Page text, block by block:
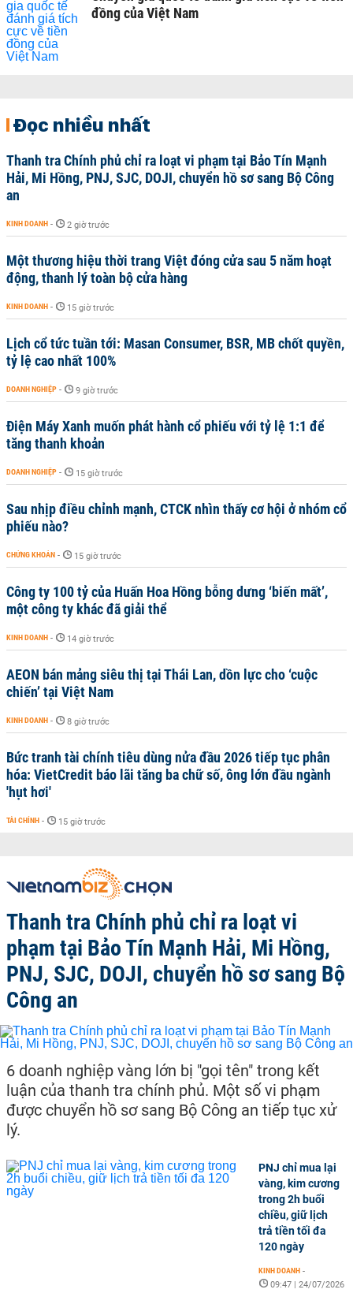
đồng của Việt Nam
Đọc nhiều nhất
Thanh tra Chính phủ chỉ ra loạt vi phạm tại Bảo Tín Mạnh
Hải, Mi Hồng, PNJ, SJC, DOJI, chuyển hồ sơ sang Bộ Công
an
KINH DOANH - 2 giờ trước
Một thương hiệu thời trang Việt đóng cửa sau 5 năm hoạt
động, thanh lý toàn bộ cửa hàng
KINH DOANH - 15 giờ trước
Lịch cổ tức tuần tới: Masan Consumer, BSR, MB chốt quyền,
tỷ lệ cao nhất 100%
DOANH NGHIỆP - 9 giờ trước
Điện Máy Xanh muốn phát hành cổ phiếu với tỷ lệ 1:1 để
tăng thanh khoản
DOANH NGHIỆP - 15 giờ trước
Sau nhịp điều chỉnh mạnh, CTCK nhìn thấy cơ hội ở nhóm cổ
phiếu nào?
CHỨNG KHOÁN - 15 giờ trước
Công ty 100 tỷ của Huấn Hoa Hồng bỗng dưng ‘biến mất’,
một công ty khác đã giải thể
KINH DOANH - 14 giờ trước
AEON bán mảng siêu thị tại Thái Lan, dồn lực cho ‘cuộc
chiến’ tại Việt Nam
KINH DOANH - 8 giờ trước
Bức tranh tài chính tiêu dùng nửa đầu 2026 tiếp tục phân
hóa: VietCredit báo lãi tăng ba chữ số, ông lớn đầu ngành
'hụt hơi'
TÀI CHÍNH - 15 giờ trước
Thanh tra Chính phủ chỉ ra loạt vi
phạm tại Bảo Tín Mạnh Hải, Mi Hồng,
PNJ, SJC, DOJI, chuyển hồ sơ sang Bộ
Công an
6 doanh nghiệp vàng lớn bị "gọi tên" trong kết
luận của thanh tra chính phủ. Một số vi phạm
được chuyển hồ sơ sang Bộ Công an tiếp tục xử
lý.
PNJ chỉ mua lại
vàng, kim cương
trong 2h buổi
chiều, giữ lịch
trả tiền tối đa
120 ngày
KINH DOANH -
09:47 | 24/07/2026